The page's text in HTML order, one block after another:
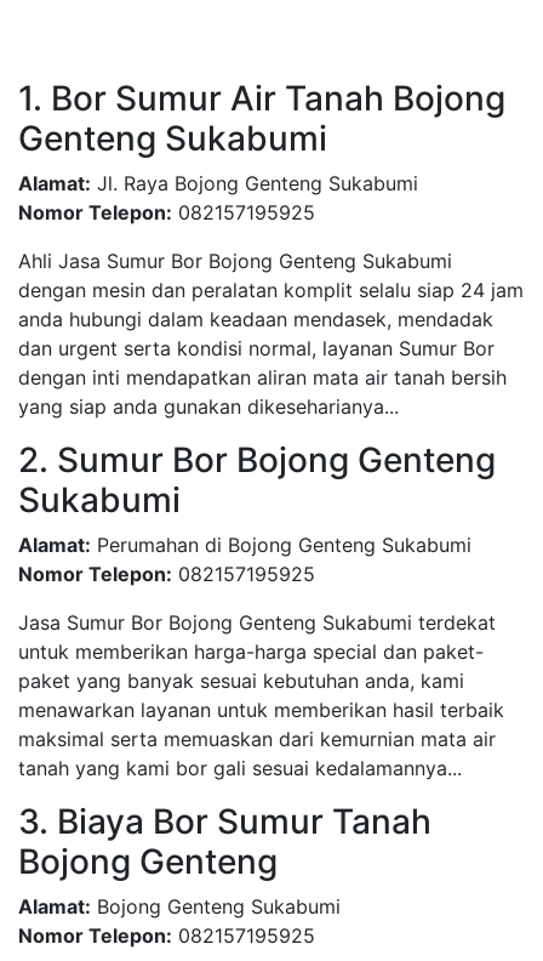
1. Bor Sumur Air Tanah Bojong
Genteng Sukabumi
Alamat: Jl. Raya Bojong Genteng Sukabumi
Nomor Telepon: 082157195925
Ahli Jasa Sumur Bor Bojong Genteng Sukabumi
dengan mesin dan peralatan komplit selalu siap 24 jam
anda hubungi dalam keadaan mendasek, mendadak
dan urgent serta kondisi normal, layanan Sumur Bor
dengan inti mendapatkan aliran mata air tanah bersih
yang siap anda gunakan dikeseharianya...
2. Sumur Bor Bojong Genteng
Sukabumi
Alamat: Perumahan di Bojong Genteng Sukabumi
Nomor Telepon: 082157195925
Jasa Sumur Bor Bojong Genteng Sukabumi terdekat
untuk memberikan harga-harga special dan paket-
paket yang banyak sesuai kebutuhan anda, kami
menawarkan layanan untuk memberikan hasil terbaik
maksimal serta memuaskan dari kemurnian mata air
tanah yang kami bor gali sesuai kedalamannya...
3. Biaya Bor Sumur Tanah
Bojong Genteng
Alamat: Bojong Genteng Sukabumi
Nomor Telepon: 082157195925